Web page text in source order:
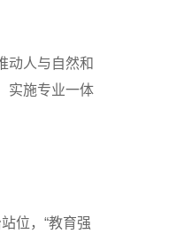
动人与自然和
实施专业一体
位，“教育强